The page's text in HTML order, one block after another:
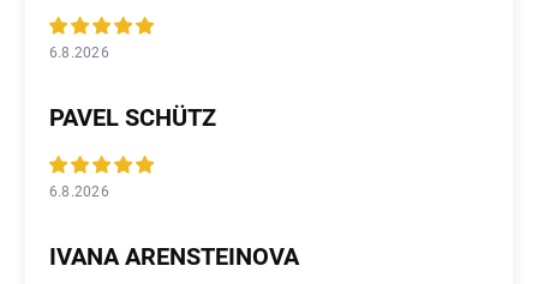
6.8.2026
PAVEL SCHÜTZ
6.8.2026
IVANA ARENSTEINOVA